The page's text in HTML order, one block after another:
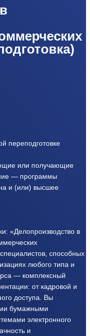
переподготовке
или получающие
— программы
и (или) высшее
«Делопроизводство в
способных
любого типа и
— комплексный
от кадровой и
доступа. Вы
бумажными
электронного
и